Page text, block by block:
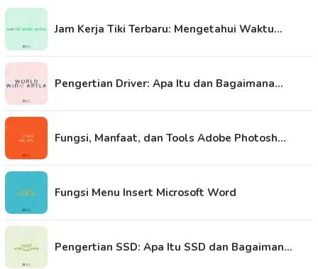
Jam Kerja Tiki Terbaru: Mengetahui Waktu…
Pengertian Driver: Apa Itu dan Bagaimana…
Fungsi, Manfaat, dan Tools Adobe Photosh…
Fungsi Menu Insert Microsoft Word
Pengertian SSD: Apa Itu SSD dan Bagaiman…